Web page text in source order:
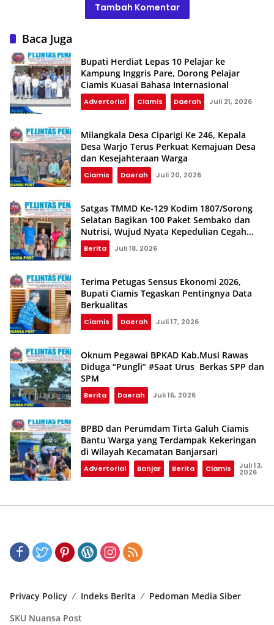
Tambah Komentar
Baca Juga
Bupati Herdiat Lepas 10 Pelajar ke
Kampung Inggris Pare, Dorong Pelajar
Ciamis Kuasai Bahasa Internasional
Advertorial Ciamis Daerah Juli 21, 2026
Milangkala Desa Ciparigi Ke 246, Kepala
Desa Warjo Terus Perkuat Kemajuan Desa
dan Kesejahteraan Warga
Ciamis Daerah Juli 20, 2026
Satgas TMMD Ke-129 Kodim 1807/Sorong
Selatan Bagikan 100 Paket Sembako dan
Nutrisi, Wujud Nyata Kepedulian Cegah
Stunting
Berita Juli 18, 2026
Terima Petugas Sensus Ekonomi 2026,
Bupati Ciamis Tegaskan Pentingnya Data
Berkualitas
Ciamis Daerah Juli 17, 2026
Oknum Pegawai BPKAD Kab.Musi Rawas
Diduga “Pungli” #Saat Urus Berkas SPP dan
SPM
Berita Daerah Juli 15, 2026
BPBD dan Perumdam Tirta Galuh Ciamis
Bantu Warga yang Terdampak Kekeringan
di Wilayah Kecamatan Banjarsari
Advertorial Banjar Berita Ciamis Juli 13,
2026
Privacy Policy Indeks Berita
Pedoman Media Siber
SKU Nuansa Post